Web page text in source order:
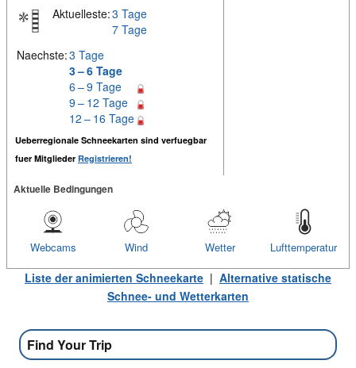
Aktuelleste:3 Tage
7 Tage
Naechste:3 Tage
3 – 6 Tage
6 – 9 Tage
9 – 12 Tage
12 – 16 Tage
Ueberregionale Schneekarten sind verfuegbar
fuer Mitglieder Registrieren!
Aktuelle Bedingungen
Lufttemperatur
Wetter
Wind
Webcams
Liste der animierten Schneekarte | Alternative statische
Schnee- und Wetterkarten
Find Your Trip